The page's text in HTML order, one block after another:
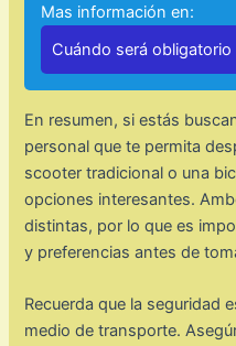
Mas información en:
Cuándo será
En resumen, si estás
personal que te permita
scooter tradicional o una
opciones interesantes.
distintas, por lo que es
y preferencias antes de
Recuerda que la seguridad
medio de transporte.